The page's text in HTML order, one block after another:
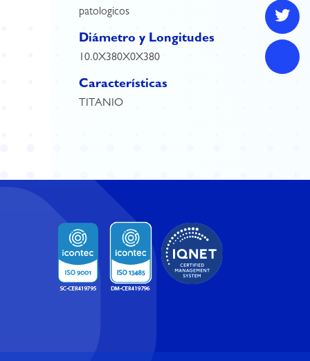
patologicos
Diámetro y Longitudes
10.0X380X0X380
Características
TITANIO